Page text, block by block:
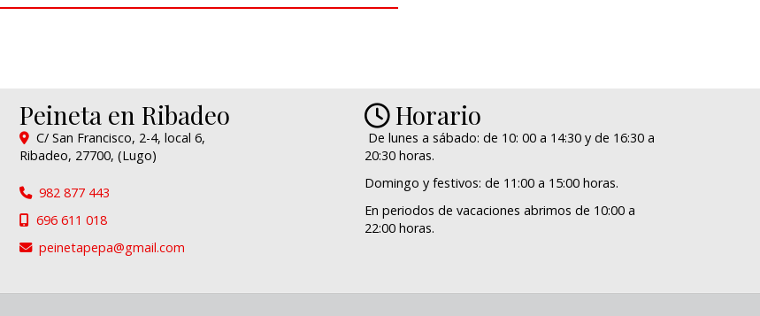
Peineta en Ribadeo
C/ San Francisco, 2-4, local 6,
Ribadeo, 27700, (Lugo)
982 877 443
696 611 018
peinetapepa
gmail.com
Horario
De lunes a sábado: de 10: 00 a 14:30 y de 16:30 a
20:30 horas.
Domingo y festivos: de 11:00 a 15:00 horas.
En periodos de vacaciones abrimos de 10:00 a
22:00 horas.